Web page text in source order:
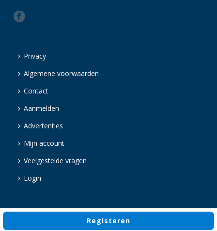
Registeren
Privacy
Algemene voorwaarden
Contact
Aanmelden
Advertenties
Mijn account
Veelgestelde vragen
Login